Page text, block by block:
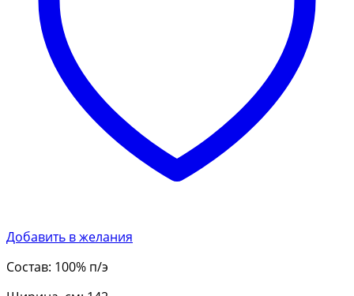
Добавить в желания
Состав: 100% п/э